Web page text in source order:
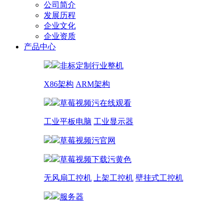
公司简介
发展历程
企业文化
企业资质
产品中心
非标定制行业整机
X86架构 ARM架构
草莓视频污在线观看
工业平板电脑 工业显示器
草莓视频污官网
草莓视频下载污黄色
无风扇工控机 上架工控机 壁挂式工控机
服务器